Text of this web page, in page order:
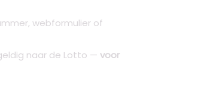
webformulier of
naar de Lotto — voor